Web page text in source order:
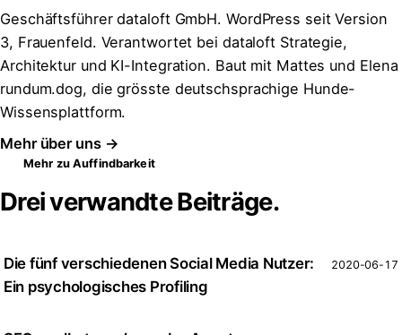
Geschäftsführer dataloft GmbH. WordPress seit Version
3, Frauenfeld. Verantwortet bei dataloft Strategie,
Architektur und KI-Integration. Baut mit Mattes und Elena
rundum.dog, die grösste deutschsprachige Hunde-
Wissensplattform.
Mehr über uns →
Mehr zu Auffindbarkeit
Drei verwandte Beiträge.
Die fünf verschiedenen Social Media Nutzer:
Ein psychologisches Profiling
2020-06-17